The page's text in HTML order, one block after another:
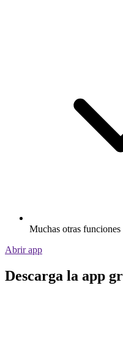
Muchas otras funciones
Abrir app
Descarga la app